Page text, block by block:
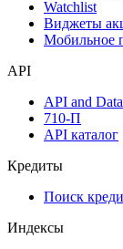
Инструментарий
Надстройка
Мобильное
API
API and Data
API каталог
Кредиты